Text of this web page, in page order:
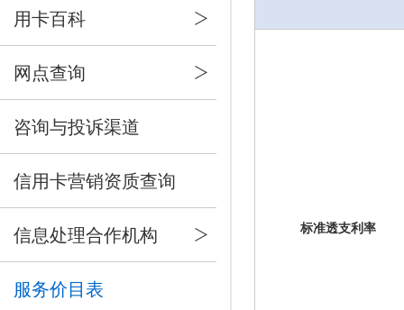
用卡百科
网点查询
咨询与投诉渠道
信用卡营销资质查询
信息处理合作机构
服务价目表
标准透支利率